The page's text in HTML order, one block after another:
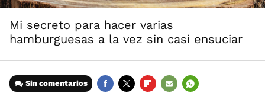
Mi secreto para hacer varias
hamburguesas a la vez sin casi ensuciar
Sin comentarios